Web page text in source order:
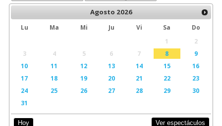
Agosto 2026
Lu Ma Mi Ju Vi Sa
Do
1
2
3
4 5 6 7 8
9
10
11 12 13 14 15
16
17
18 19 20 21 22
23
24
25 26 27 28 29
30
31
Hoy Ver espectáculos